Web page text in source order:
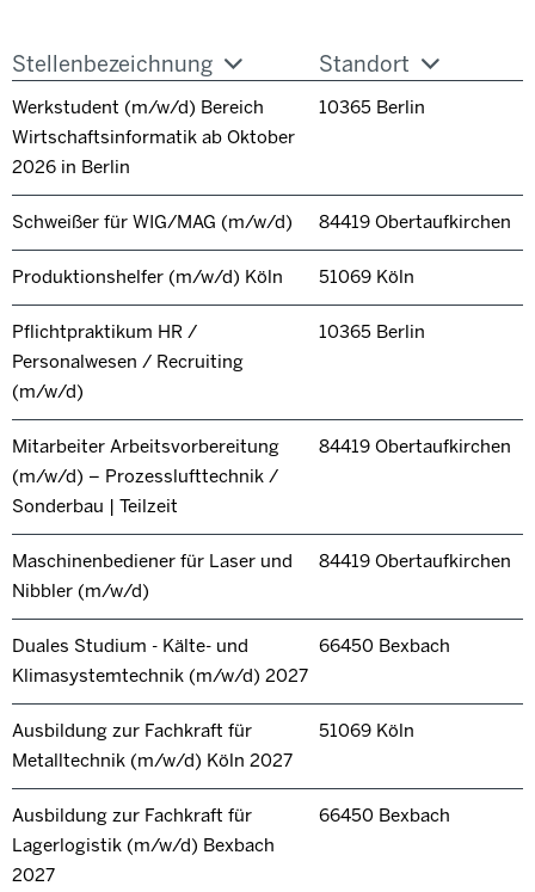
Stellenbezeichnung Standort
Werkstudent (m/w/d) Bereich
Wirtschaftsinformatik ab Oktober
2026 in Berlin
10365 Berlin
Schweißer für WIG/MAG (m/w/d) 84419 Obertaufkirchen
Produktionshelfer (m/w/d) Köln 51069 Köln
Pflichtpraktikum HR /
Personalwesen / Recruiting
(m/w/d)
10365 Berlin
Mitarbeiter Arbeitsvorbereitung
(m/w/d) – Prozesslufttechnik /
Sonderbau | Teilzeit
84419 Obertaufkirchen
Maschinenbediener für Laser und
Nibbler (m/w/d)
84419 Obertaufkirchen
Duales Studium - Kälte- und
Klimasystemtechnik (m/w/d) 2027
66450 Bexbach
Ausbildung zur Fachkraft für
Metalltechnik (m/w/d) Köln 2027
51069 Köln
Ausbildung zur Fachkraft für
Lagerlogistik (m/w/d) Bexbach
2027
66450 Bexbach